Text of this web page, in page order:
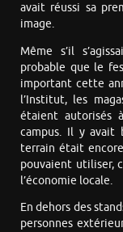
avait réussi sa
image.
Même s’il
probable que le
important cette
l’Institut, les
étaient autorisés
campus. Il y avait
terrain était
pouvaient utiliser,
l’économie locale.
En dehors des
personnes